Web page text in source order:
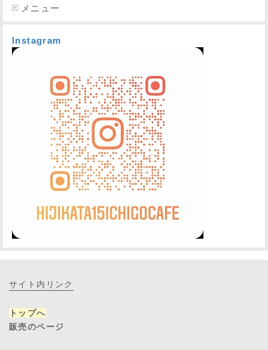
メニュー
Instagram
サイト内リンク
トップへ
販売のページ